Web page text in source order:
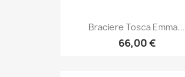
Braciere Tosca Emma...
66,00 €